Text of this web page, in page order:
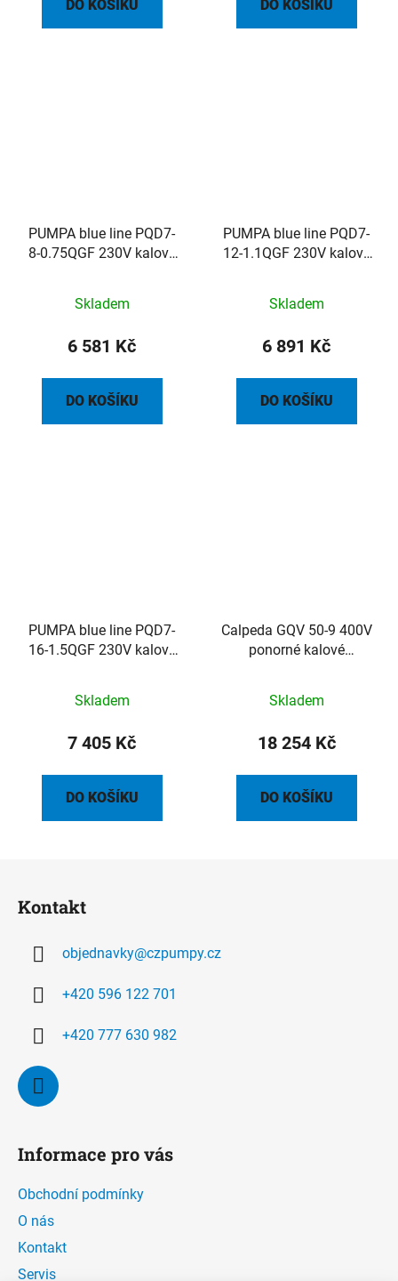
DO KOŠÍKU DO KOŠÍKU
PUMPA blue line PQD7-
8-0.75QGF 230V kalové
skříňka, kabel 10m
Skladem
6 581 Kč
DO KOŠÍKU
PUMPA blue line PQD7-
12-1.1QGF 230V kalové
skříňka, kabel 10m
Skladem
6 891 Kč
DO KOŠÍKU
PUMPA blue line PQD7-
16-1.5QGF 230V kalové
skříňka, kabel 10m
Skladem
7 405 Kč
DO KOŠÍKU
Calpeda GQV 50-9 400V
ponorné kalové
Skladem
18 254 Kč
DO KOŠÍKU
Kontakt
objednavky@czpumpy.cz
+420 596 122 701
+420 777 630 982
Informace pro vás
Obchodní podmínky
O nás
Kontakt
Servis